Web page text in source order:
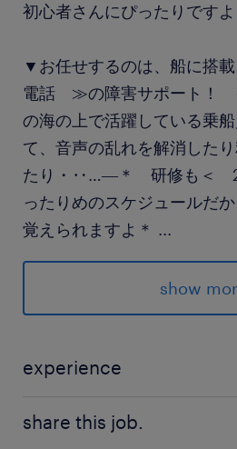
初心者さんにぴったりです
▼お任せするのは、船に搭
電話 ≫の障害サポート！
の海の上で活躍している乗
て、音声の乱れを解消した
たり・‥…―＊ 研修も＜
ったりめのスケジュールだ
覚えられますよ＊ ...
＜＜駒沢大学＞＞
★交通費支給
★英語が活かせる
show
experience
夜勤を含むシフト勤務が可能な
share this job.